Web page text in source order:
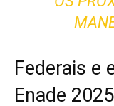
Federais e
Enade 2025